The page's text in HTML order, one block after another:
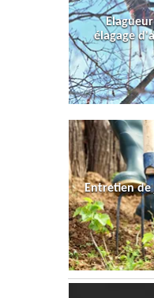
élagage
Entretien de